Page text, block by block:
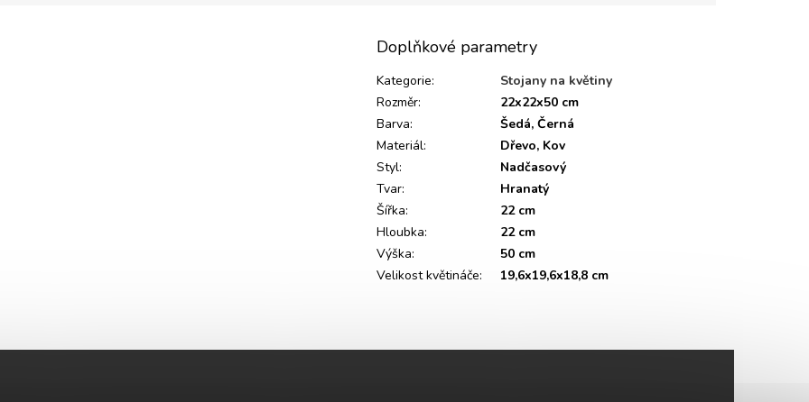
Doplňkové parametry
Kategorie:
Stojany na květiny
Rozměr:
22x22x50 cm
Barva:
Šedá, Černá
Materiál:
Dřevo, Kov
Styl:
Nadčasový
Tvar:
Hranatý
Šířka:
22 cm
Hloubka:
22 cm
Výška:
50 cm
Velikost květináče: 19,6x19,6x18,8 cm